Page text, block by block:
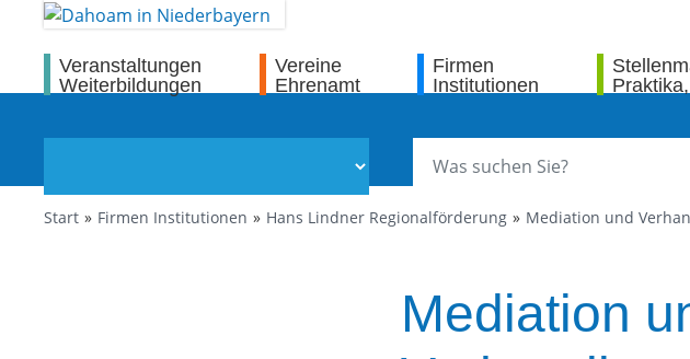
Veranstaltungen
Weiterbildungen
Vereine
Ehrenamt
Firmen
Institutionen
Start Firmen Institutionen Hans Lindner Regionalförderung Mediation und
Mediation